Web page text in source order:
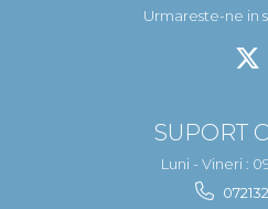
Urmareste-ne in
SUPORT
Luni - Vineri :